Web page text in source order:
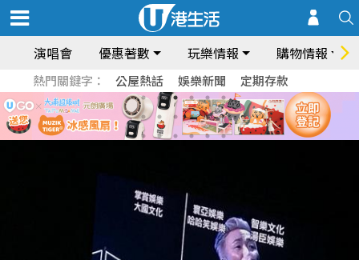
演唱會 優惠著數 玩樂情報 購物情報
熱門關鍵字： 公屋熱話 娛樂新聞 定期存款